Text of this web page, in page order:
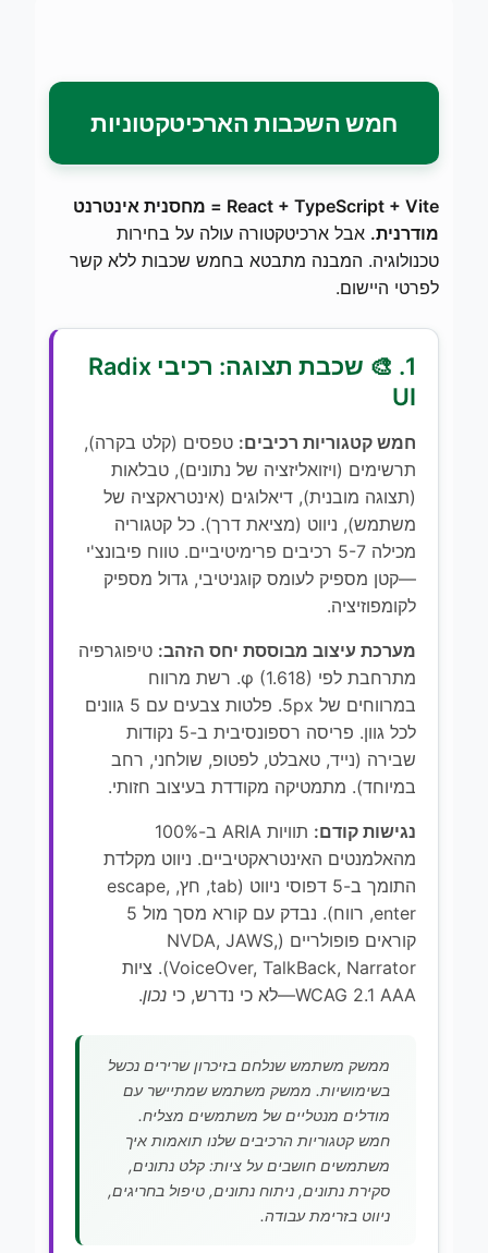
חמש השכבות הארכיטקטוניות
React + TypeScript + Vite = מחסנית אינטרנט
מודרנית. אבל ארכיטקטורה עולה על בחירות
טכנולוגיה. המבנה מתבטא בחמש שכבות ללא קשר
לפרטי היישום.
1. 🎨 שכבת תצוגה: רכיבי Radix
UI
חמש קטגוריות רכיבים: טפסים (קלט בקרה),
תרשימים (ויזואליזציה של נתונים), טבלאות
(תצוגה מובנית), דיאלוגים (אינטראקציה של
משתמש), ניווט (מציאת דרך). כל קטגוריה
מכילה 5-7 רכיבים פרימיטיביים. טווח פיבונצ'י
—קטן מספיק לעומס קוגניטיבי, גדול מספיק
לקומפוזיציה.
מערכת עיצוב מבוססת יחס הזהב: טיפוגרפיה
מתרחבת לפי φ (1.618). רשת מרווח
במרווחים של 5px. פלטות צבעים עם 5 גוונים
לכל גוון. פריסה רספונסיבית ב-5 נקודות
שבירה (נייד, טאבלט, לפטופ, שולחני, רחב
במיוחד). מתמטיקה מקודדת בעיצוב חזותי.
נגישות קודם:
תוויות ARIA ב-100%
מהאלמנטים האינטראקטיביים. ניווט מקלדת
התומך ב-5 דפוסי ניווט (tab, חץ, escape,
enter, רווח). נבדק עם קורא מסך מול 5
קוראים פופולריים (NVDA, JAWS,
VoiceOver, TalkBack, Narrator). ציות
WCAG 2.1 AAA—לא כי נדרש, כי
נכון.
ממשק משתמש שנלחם בזיכרון שרירים נכשל
בשימושיות. ממשק משתמש שמתיישר עם
מודלים מנטליים של משתמשים מצליח.
חמש קטגוריות הרכיבים שלנו תואמות איך
משתמשים חושבים על ציות: קלט נתונים,
סקירת נתונים, ניתוח נתונים, טיפול בחריגים,
ניווט בזרימת עבודה.